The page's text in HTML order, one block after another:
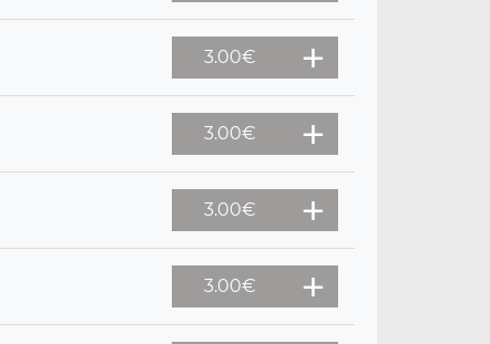
3.00€
3.00€
3.00€
3.00€